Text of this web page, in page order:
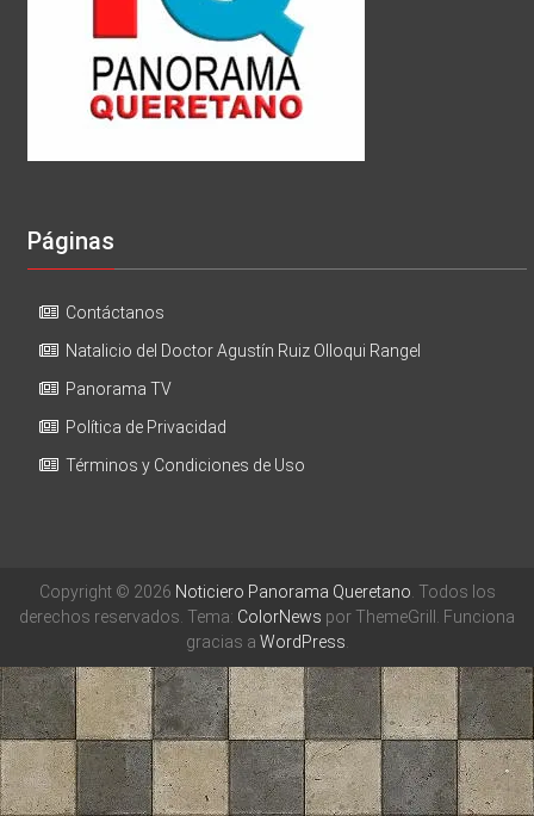
Páginas
Contáctanos
Natalicio del Doctor Agustín Ruiz Olloqui Rangel
Panorama TV
Política de Privacidad
Términos y Condiciones de Uso
Copyright © 2026 Noticiero Panorama Queretano . Todos los
derechos reservados. Tema: ColorNews por ThemeGrill. Funciona
gracias a WordPress